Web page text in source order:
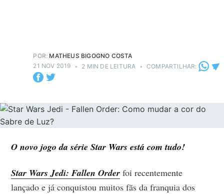
POR: MATHEUS BIGOGNO COSTA
21 NOV 2019 • 2 MIN DE LEITURA • COMPARTILHAR:
O novo jogo da série Star Wars está com tudo!
Star Wars Jedi: Fallen Order foi recentemente
lançado e já conquistou muitos fãs da franquia dos